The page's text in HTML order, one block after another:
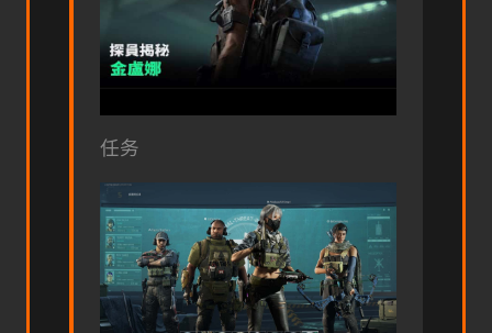
任务